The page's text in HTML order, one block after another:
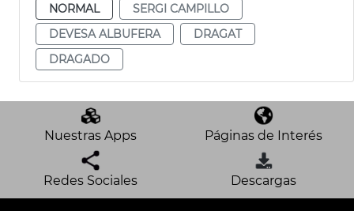
NORMAL
SERGI CAMPILLO
DEVESA ALBUFERA
DRAGAT
DRAGADO
Nuestras Apps Páginas de Interés
Redes Sociales Descargas